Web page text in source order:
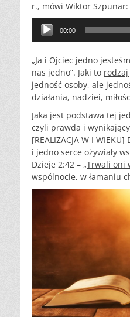
r., mówi Wiktor Szpunar:
Odtwarzacz
plików
00:00
„Ja i Ojciec jedno
nas jedno”. Jaki to
jedność osoby, ale
działania, nadziei,
Jaka jest podstawa tej
czyli prawda i
[REALIZACJA W I WIEKU]
i jedno serce ożywiały
Dzieje 2:42 – „Trwali oni
wspólnocie, w łamaniu